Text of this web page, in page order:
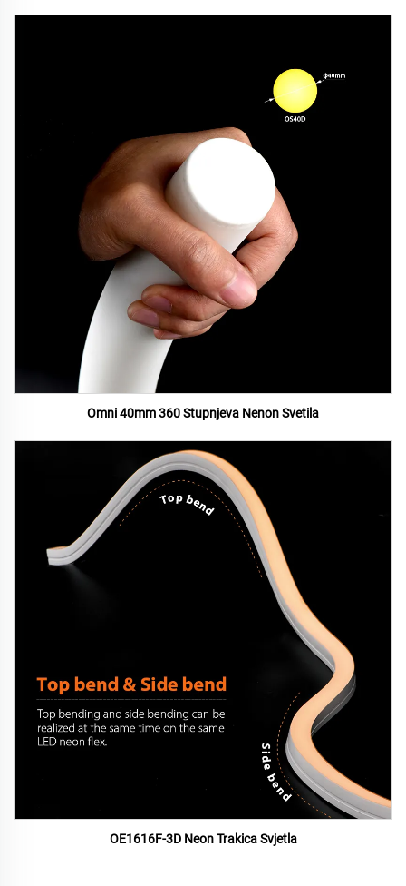
Omni 40mm 360 Stupnjeva Nenon Svetila
OE1616F-3D Neon Trakica Svjetla